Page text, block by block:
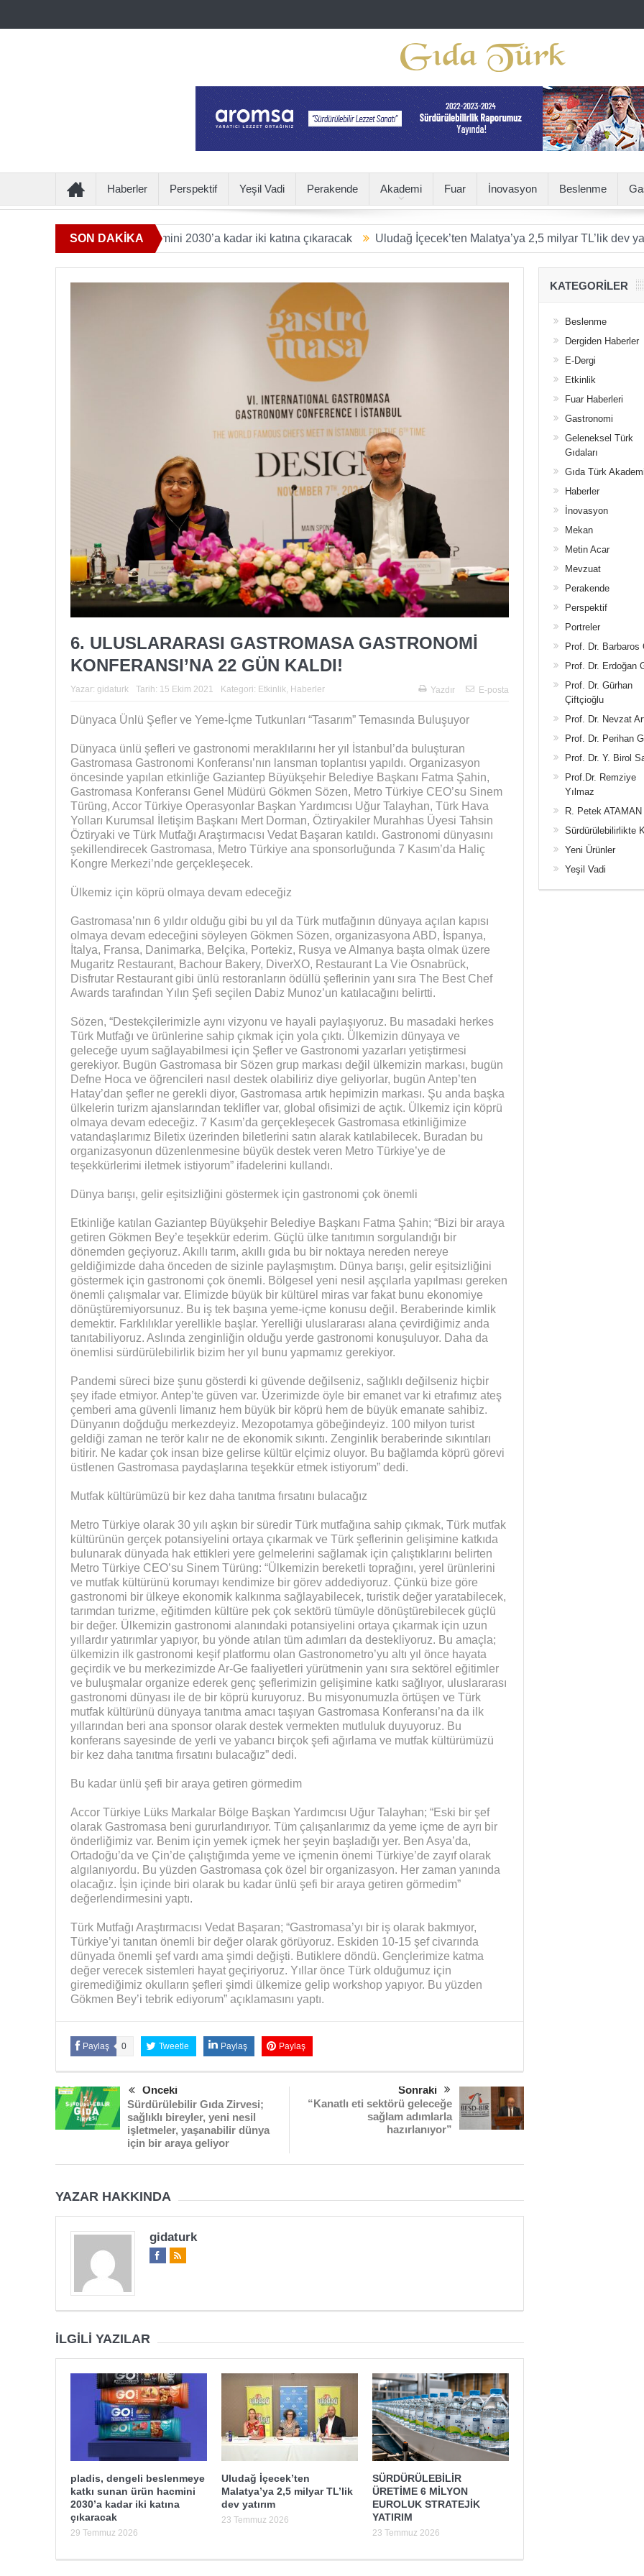
Haberler Perspektif Yeşil Vadi Perakende Akademi Fuar İnovasyon Beslenme
SON DAKİKA
sunan ürün hacmini 2030’a kadar iki katına çıkaracak Uludağ İçecek’ten Malatya’ya 2,5 milyar TL’lik dev yatırım
6. ULUSLARARASI GASTROMASA GASTRONOMİ
KONFERANSI’NA 22 GÜN KALDI!
Yazar: gidaturk Tarih: 15 Ekim 2021 Kategori: Etkinlik, Haberler Yazdır E-posta
Dünyaca Ünlü Şefler ve Yeme-İçme Tutkunları “Tasarım” Temasında Buluşuyor
Dünyaca ünlü şefleri ve gastronomi meraklılarını her yıl İstanbul’da buluşturan
Gastromasa Gastronomi Konferansı’nın lansman toplantısı yapıldı. Organizasyon
öncesinde yapılan etkinliğe Gaziantep Büyükşehir Belediye Başkanı Fatma Şahin,
Gastromasa Konferansı Genel Müdürü Gökmen Sözen, Metro Türkiye CEO’su Sinem
Türüng, Accor Türkiye Operasyonlar Başkan Yardımcısı Uğur Talayhan, Türk Hava
Yolları Kurumsal İletişim Başkanı Mert Dorman, Öztiryakiler Murahhas Üyesi Tahsin
Öztiryaki ve Türk Mutfağı Araştırmacısı Vedat Başaran katıldı. Gastronomi dünyasını
şekillendirecek Gastromasa, Metro Türkiye ana sponsorluğunda 7 Kasım’da Haliç
Kongre Merkezi’nde gerçekleşecek.
Ülkemiz için köprü olmaya devam edeceğiz
Gastromasa’nın 6 yıldır olduğu gibi bu yıl da Türk mutfağının dünyaya açılan kapısı
olmaya devam edeceğini söyleyen Gökmen Sözen, organizasyona ABD, İspanya,
İtalya, Fransa, Danimarka, Belçika, Portekiz, Rusya ve Almanya başta olmak üzere
Mugaritz Restaurant, Bachour Bakery, DiverXO, Restaurant La Vie Osnabrück,
Disfrutar Restaurant gibi ünlü restoranların ödüllü şeflerinin yanı sıra The Best Chef
Awards tarafından Yılın Şefi seçilen Dabiz Munoz’un katılacağını belirtti.
Sözen, “Destekçilerimizle aynı vizyonu ve hayali paylaşıyoruz. Bu masadaki herkes
Türk Mutfağı ve ürünlerine sahip çıkmak için yola çıktı. Ülkemizin dünyaya ve
geleceğe uyum sağlayabilmesi için Şefler ve Gastronomi yazarları yetiştirmesi
gerekiyor. Bugün Gastromasa bir Sözen grup markası değil ülkemizin markası, bugün
Defne Hoca ve öğrencileri nasıl destek olabiliriz diye geliyorlar, bugün Antep’ten
Hatay’dan şefler ne gerekli diyor, Gastromasa artık hepimizin markası. Şu anda başka
ülkelerin turizm ajanslarından teklifler var, global ofisimizi de açtık. Ülkemiz için köprü
olmaya devam edeceğiz. 7 Kasım’da gerçekleşecek Gastromasa etkinliğimize
vatandaşlarımız Biletix üzerinden biletlerini satın alarak katılabilecek. Buradan bu
organizasyonun düzenlenmesine büyük destek veren Metro Türkiye’ye de
teşekkürlerimi iletmek istiyorum” ifadelerini kullandı.
Dünya barışı, gelir eşitsizliğini göstermek için gastronomi çok önemli
Etkinliğe katılan Gaziantep Büyükşehir Belediye Başkanı Fatma Şahin; “Bizi bir araya
getiren Gökmen Bey’e teşekkür ederim. Güçlü ülke tanıtımın sorgulandığı bir
dönemden geçiyoruz. Akıllı tarım, akıllı gıda bu bir noktaya nereden nereye
geldiğimizde daha önceden de sizinle paylaşmıştım. Dünya barışı, gelir eşitsizliğini
göstermek için gastronomi çok önemli. Bölgesel yeni nesil aşçılarla yapılması gereken
önemli çalışmalar var. Elimizde büyük bir kültürel miras var fakat bunu ekonomiye
dönüştüremiyorsunuz. Bu iş tek başına yeme-içme konusu değil. Beraberinde kimlik
demektir. Farklılıklar yerellikle başlar. Yerelliği uluslararası alana çevirdiğimiz anda
tanıtabiliyoruz. Aslında zenginliğin olduğu yerde gastronomi konuşuluyor. Daha da
önemlisi sürdürülebilirlik bizim her yıl bunu yapmamız gerekiyor.
Pandemi süreci bize şunu gösterdi ki güvende değilseniz, sağlıklı değilseniz hiçbir
şey ifade etmiyor. Antep’te güven var. Üzerimizde öyle bir emanet var ki etrafımız ateş
çemberi ama güvenli limanız hem büyük bir köprü hem de büyük emanate sahibiz.
Dünyanın doğduğu merkezdeyiz. Mezopotamya göbeğindeyiz. 100 milyon turist
geldiği zaman ne terör kalır ne de ekonomik sıkıntı. Zenginlik beraberinde sıkıntıları
bitirir. Ne kadar çok insan bize gelirse kültür elçimiz oluyor. Bu bağlamda köprü görevi
üstlenen Gastromasa paydaşlarına teşekkür etmek istiyorum” dedi.
Mutfak kültürümüzü bir kez daha tanıtma fırsatını bulacağız
Metro Türkiye olarak 30 yılı aşkın bir süredir Türk mutfağına sahip çıkmak, Türk mutfak
kültürünün gerçek potansiyelini ortaya çıkarmak ve Türk şeflerinin gelişimine katkıda
bulunarak dünyada hak ettikleri yere gelmelerini sağlamak için çalıştıklarını belirten
Metro Türkiye CEO’su Sinem Türüng: “Ülkemizin bereketli toprağını, yerel ürünlerini
ve mutfak kültürünü korumayı kendimize bir görev addediyoruz. Çünkü bize göre
gastronomi bir ülkeye ekonomik kalkınma sağlayabilecek, turistik değer yaratabilecek,
tarımdan turizme, eğitimden kültüre pek çok sektörü tümüyle dönüştürebilecek güçlü
bir değer. Ülkemizin gastronomi alanındaki potansiyelini ortaya çıkarmak için uzun
yıllardır yatırımlar yapıyor, bu yönde atılan tüm adımları da destekliyoruz. Bu amaçla;
ülkemizin ilk gastronomi keşif platformu olan Gastronometro’yu altı yıl önce hayata
geçirdik ve bu merkezimizde Ar-Ge faaliyetleri yürütmenin yanı sıra sektörel eğitimler
ve buluşmalar organize ederek genç şeflerimizin gelişimine katkı sağlıyor, uluslararası
gastronomi dünyası ile de bir köprü kuruyoruz. Bu misyonumuzla örtüşen ve Türk
mutfak kültürünü dünyaya tanıtma amacı taşıyan Gastromasa Konferansı’na da ilk
yıllarından beri ana sponsor olarak destek vermekten mutluluk duyuyoruz. Bu
konferans sayesinde de yerli ve yabancı birçok şefi ağırlama ve mutfak kültürümüzü
bir kez daha tanıtma fırsatını bulacağız” dedi.
Bu kadar ünlü şefi bir araya getiren görmedim
Accor Türkiye Lüks Markalar Bölge Başkan Yardımcısı Uğur Talayhan; “Eski bir şef
olarak Gastromasa beni gururlandırıyor. Tüm çalışanlarımız da yeme içme de ayrı bir
önderliğimiz var. Benim için yemek içmek her şeyin başladığı yer. Ben Asya’da,
Ortadoğu’da ve Çin’de çalıştığımda yeme ve içmenin önemi Türkiye’de zayıf olarak
algılanıyordu. Bu yüzden Gastromasa çok özel bir organizasyon. Her zaman yanında
olacağız. İşin içinde biri olarak bu kadar ünlü şefi bir araya getiren görmedim”
değerlendirmesini yaptı.
Türk Mutfağı Araştırmacısı Vedat Başaran; “Gastromasa’yı bir iş olarak bakmıyor,
Türkiye’yi tanıtan önemli bir değer olarak görüyoruz. Eskiden 10-15 şef civarında
dünyada önemli şef vardı ama şimdi değişti. Butiklere döndü. Gençlerimize katma
değer verecek sistemleri hayat geçiriyoruz. Yıllar önce Türk olduğumuz için
giremediğimiz okulların şefleri şimdi ülkemize gelip workshop yapıyor. Bu yüzden
Gökmen Bey’i tebrik ediyorum” açıklamasını yaptı.
Paylaş 0 Tweetle Paylaş Paylaş
Önceki
Sürdürülebilir Gıda Zirvesi;
sağlıklı bireyler, yeni nesil
işletmeler, yaşanabilir dünya
için bir araya geliyor
Sonraki
“Kanatlı eti sektörü geleceğe
sağlam adımlarla
hazırlanıyor”
YAZAR HAKKINDA
gidaturk
İLGILI YAZILAR
pladis, dengeli beslenmeye
katkı sunan ürün hacmini
2030’a kadar iki katına
çıkaracak
29 Temmuz 2026
Uludağ İçecek’ten
Malatya’ya 2,5 milyar TL’lik
dev yatırım
23 Temmuz 2026
SÜRDÜRÜLEBİLİR
ÜRETİME 6 MİLYON
EUROLUK STRATEJİK
YATIRIM
23 Temmuz 2026
KATEGORILER
Beslenme
Dergiden Haberler
E-Dergi
Etkinlik
Fuar Haberleri
Gastronomi
Geleneksel Türk
Gıdaları
Gıda Türk Akademi
Haberler
İnovasyon
Mekan
Metin Acar
Mevzuat
Perakende
Perspektif
Portreler
Prof. Dr. Barbaros
Prof. Dr. Erdoğan
Prof. Dr. Gürhan
Çiftçioğlu
Prof. Dr. Nevzat
Prof. Dr. Perihan
Prof. Dr. Y. Birol
Prof.Dr. Remziye
Yılmaz
R. Petek ATAMAN
Sürdürülebilirlikte
Yeni Ürünler
Yeşil Vadi
Yaman Çelişki